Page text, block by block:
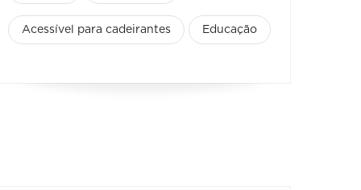
Acessível para cadeirantes Educação